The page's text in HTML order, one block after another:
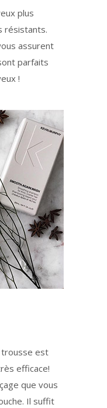
plus
résistants.
assurent
parfaits
!
est
efficace!
que vous
Il suffit